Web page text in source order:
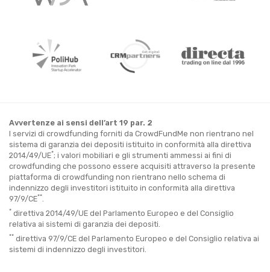
Avvertenze ai sensi dell’art 19 par. 2
I servizi di crowdfunding forniti da CrowdFundMe non rientrano nel
sistema di garanzia dei depositi istituito in conformità alla direttiva
2014/49/UE*; i valori mobiliari e gli strumenti ammessi ai fini di
crowdfunding che possono essere acquisiti attraverso la presente
piattaforma di crowdfunding non rientrano nello schema di
indennizzo degli investitori istituito in conformità alla direttiva
97/9/CE**
* direttiva 2014/49/UE del Parlamento Europeo e del Consiglio
relativa ai sistemi di garanzia dei depositi.
** direttiva 97/9/CE del Parlamento Europeo e del Consiglio relativa ai
sistemi di indennizzo degli investitori.